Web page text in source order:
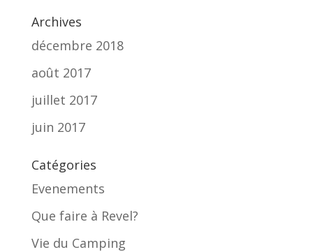
Archives
décembre 2018
août 2017
juillet 2017
juin 2017
Catégories
Evenements
Que faire à Revel?
Vie du Camping